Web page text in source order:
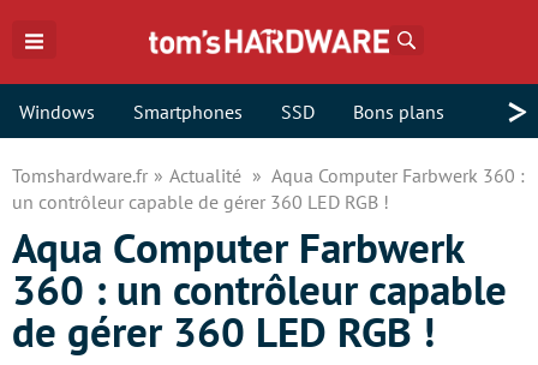
Windows Smartphones SSD Bons plans >
Tomshardware.fr Actualité
Aqua Computer Farbwerk 360 :
un contrôleur capable de gérer 360 LED RGB !
Aqua Computer Farbwerk
360 : un contrôleur capable
de gérer 360 LED RGB !